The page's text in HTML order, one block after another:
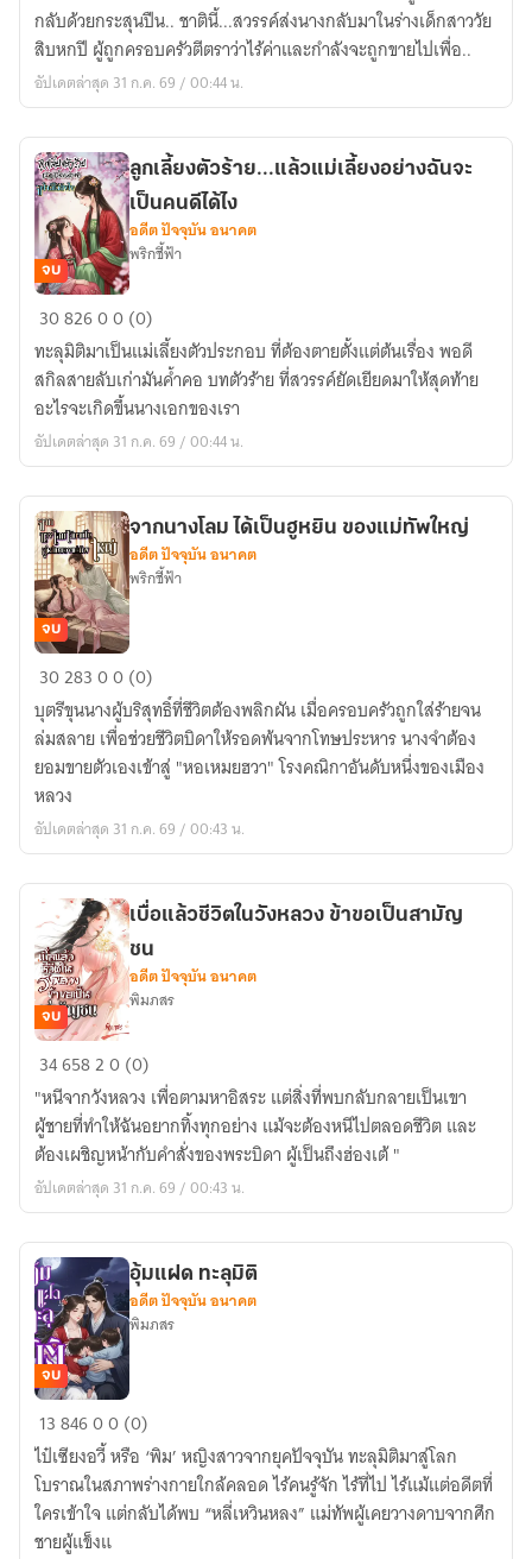
ครั้ง
นี้
ข้า
จะ
คืน
ทุก
สิ่ง
กลับด้วยกระสุนปืน.. ชาตินี้...สวรรค์ส่งนางกลับมาในร่างเด็กสาววัย
สิบหกปี ผู้ถูกครอบครัวตีตราว่าไร้ค่าและกำลังจะถูกขายไปเพื่อ..
อัปเดตล่าสุด 31 ก.ค. 69 / 00:44 น.
ลูก
เลี้ยง
ตัว
ร้าย...แล้ว
แม่
เลี้ยง
ฉัน
จะ
เป็น
คน
ดี
ได้
ไง
จบ
ลูกเลี้ยงตัวร้าย...แล้วแม่เลี้ยงอย่างฉันจะ
เป็นคนดีได้ไง
อดีต ปัจจุบัน อนาคต
พริกชี้ฟ้า
3082600 (0)
ทะลุมิติมาเป็นแม่เลี้ยงตัวประกอบ ที่ต้องตายตั้งแต่ต้นเรื่อง พอดี
สกิลสายลับเก่ามันค้ำคอ บทตัวร้าย ที่สวรรค์ยัดเยียดมาให้สุดท้าย
อะไรจะเกิดขึ้นนางเอกของเรา
อัปเดตล่าสุด 31 ก.ค. 69 / 00:44 น.
จาก
นาง
โลม
ได้
เป็น
ฮู
หยิน
แม่ทัพ
ใหญ่
จบ
จากนางโลม ได้เป็นฮูหยิน ของแม่ทัพใหญ่
อดีต ปัจจุบัน อนาคต
พริกชี้ฟ้า
3028300 (0)
บุตรีขุนนางผู้บริสุทธิ์ที่ชีวิตต้องพลิกผัน เมื่อครอบครัวถูกใส่ร้ายจน
ล่มสลาย เพื่อช่วยชีวิตบิดาให้รอดพ้นจากโทษประหาร นางจำต้อง
ยอมขายตัวเองเข้าสู่ "หอเหมยฮวา" โรงคณิกาอันดับหนึ่งของเมือง
หลวง
อัปเดตล่าสุด 31 ก.ค. 69 / 00:43 น.
เบื่อ
แล้ว
ชีวิต
ใน
วัง
หลวง
ขอ
เป็น
สามัญ
ชน
จบ
เบื่อแล้วชีวิตในวังหลวง ข้าขอเป็นสามัญ
ชน
อดีต ปัจจุบัน อนาคต
พิมภสร
3465820 (0)
"หนีจากวังหลวง เพื่อตามหาอิสระ แต่สิ่งที่พบกลับกลายเป็นเขา
ผู้ชายที่ทำให้ฉันอยากทิ้งทุกอย่าง แม้จะต้องหนีไปตลอดชีวิต และ
ต้องเผชิญหน้ากับคำสั่งของพระบิดา ผู้เป็นถึงฮ่องเต้ "
อัปเดตล่าสุด 31 ก.ค. 69 / 00:43 น.
อุ้ม
แฝด
ทะลุ
มิติ
จบ
อุ้มแฝด ทะลุมิติ
อดีต ปัจจุบัน อนาคต
พิมภสร
1384600 (0)
ไป๋เซียงอวี้ หรือ ‘พิม’ หญิงสาวจากยุคปัจจุบัน ทะลุมิติมาสู่โลก
โบราณในสภาพร่างกายใกล้คลอด ไร้คนรู้จัก ไร้ที่ไป ไร้แม้แต่อดีตที่
ใครเข้าใจ แต่กลับได้พบ “หลี่เหวินหลง” แม่ทัพผู้เคยวางดาบจากศึก
ชายผู้แข็งแ